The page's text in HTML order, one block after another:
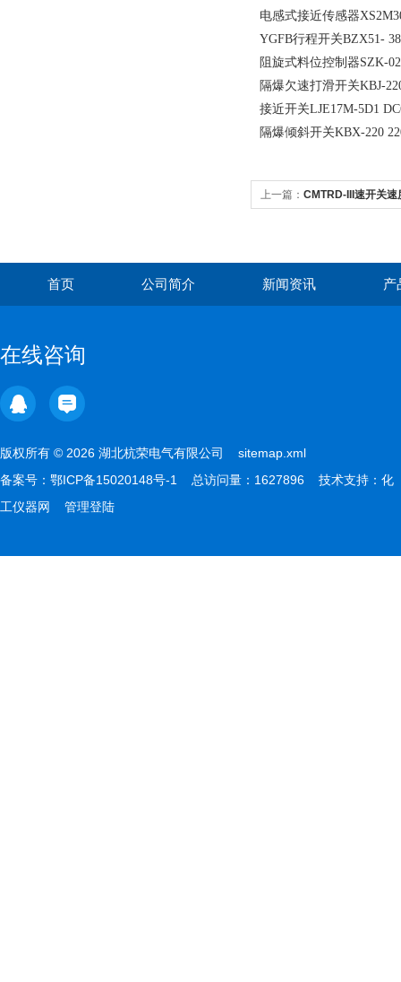
电感式接近传感器
YGFB行程开关BZX51-
阻旋式料位控制器SZK-
隔爆欠速打滑开关KBJ-
接近开关LJE17M-5D1
隔爆倾斜开关KBX-220
上一篇： CMTRD-III速开关速
首页 公司简介 新闻资讯 产
在线咨询
版权所有 © 2026 湖北杭荣电气有限公司 sitemap.xml
备案号： 鄂ICP备15020148号-1 总访问量：1627896 技术支持： 化
工仪器网
管理登陆